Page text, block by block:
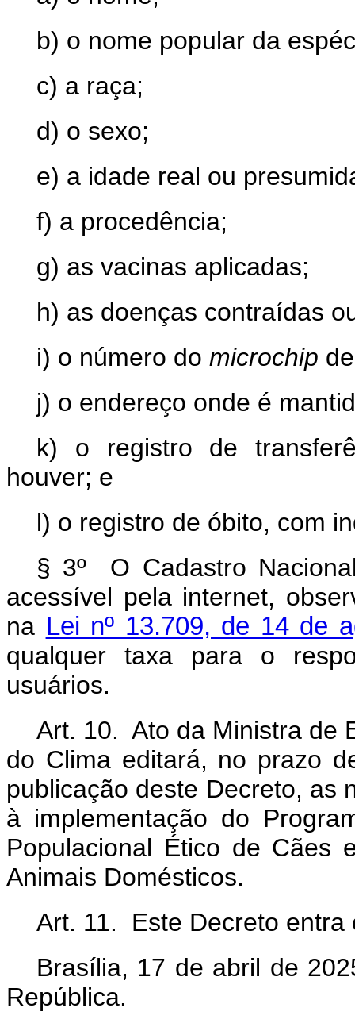
b) o nome popular da
c) a raça;
d) o sexo;
e) a idade real ou
f) a procedência;
g) as vacinas aplicadas;
h) as doenças contraídas
i) o número do microchip
j) o endereço onde é
k) o registro de
houver; e
l) o registro de óbito, com
§ 3º O Cadastro
acessível pela internet,
na Lei nº 13.709, de 14 de
qualquer taxa para o
usuários.
Art. 10. Ato da Ministra de
do Clima editará, no prazo
publicação deste Decreto, as
à implementação do
Populacional Ético de Cães
Animais Domésticos.
Art. 11. Este Decreto entra
Brasília, 17 de abril de
República.